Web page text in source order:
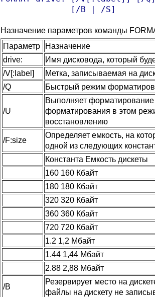
              [/B | /S]
Назначение параметров команды
Параметр
Назначение
drive:
Имя дисковода, который
/V[:label]
Метка, записываемая на
/Q
Быстрый режим
/U
Выполняет
форматирования в этом
восстановлению
/F:size
Определяет емкость, на
одной из следующих
Константа Емкость дискеты
160 160 Кбайт
180 180 Кбайт
320 320 Кбайт
360 360 Кбайт
720 720 Кбайт
1.2 1,2 Мбайт
1.44 1,44 Мбайт
2.88 2,88 Мбайт
/B
Резервирует место на
файлы на дискету не